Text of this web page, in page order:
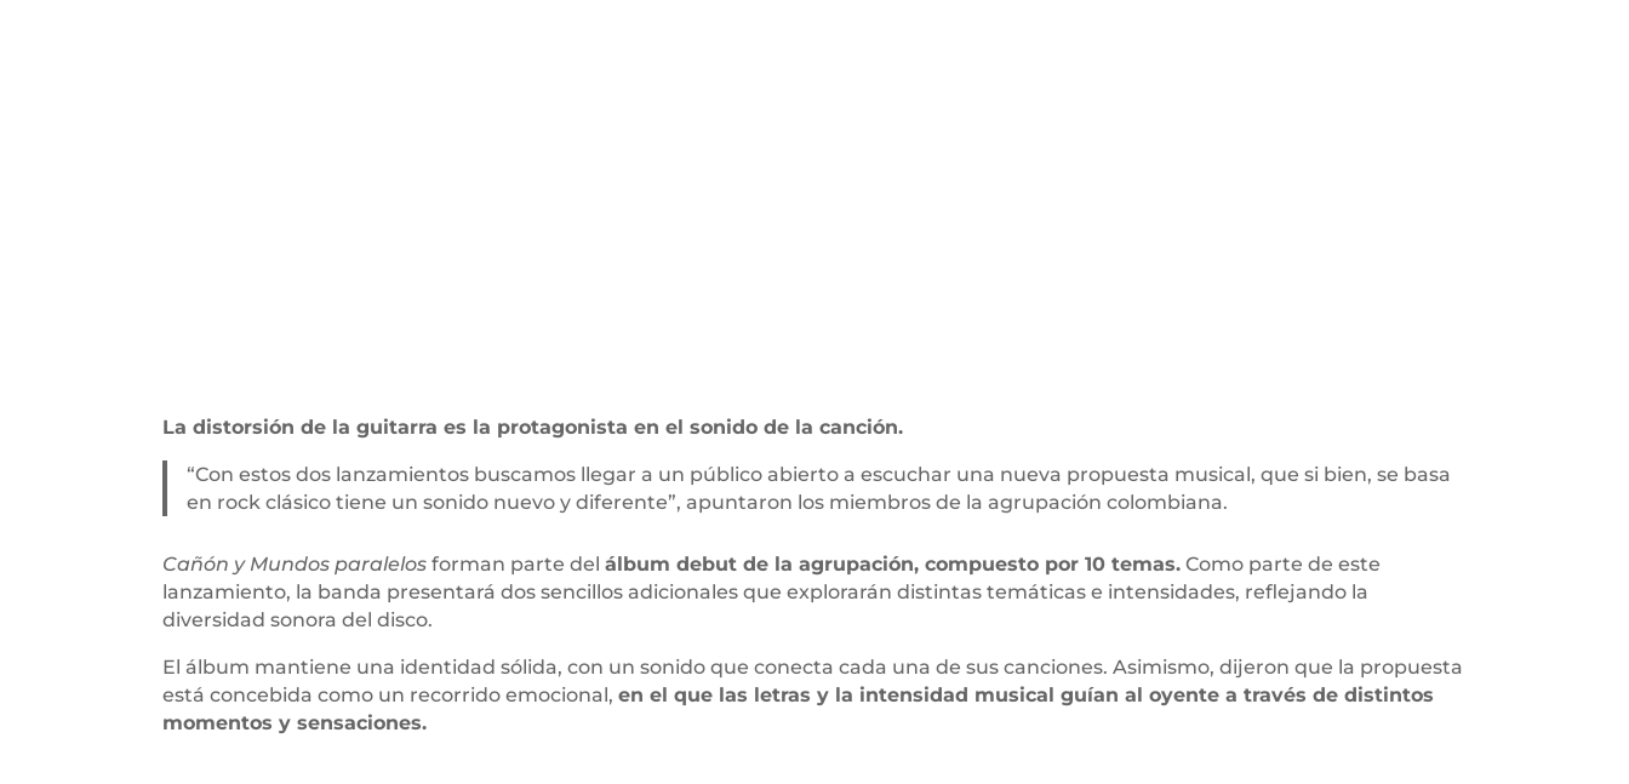
La distorsión de la guitarra es la protagonista en el sonido de la canción.
“Con estos dos lanzamientos buscamos llegar a un público abierto a escuchar una nueva propuesta musical, que si bien, se basa
en rock clásico tiene un sonido nuevo y diferente”, apuntaron los miembros de la agrupación colombiana.
Cañón y Mundos paralelosforman parte delálbum debut de la agrupación, compuesto por 10 temas. Como parte de este
lanzamiento, la banda presentará dos sencillos adicionales que explorarán distintas temáticas e intensidades, reflejando la
diversidad sonora del disco.
El álbum mantiene una identidad sólida, con un sonido que conecta cada una de sus canciones. Asimismo, dijeron que la propuesta
está concebida como un recorrido emocional,en el que las letras y la intensidad musical guían al oyente a través de distintos
momentos y sensaciones.